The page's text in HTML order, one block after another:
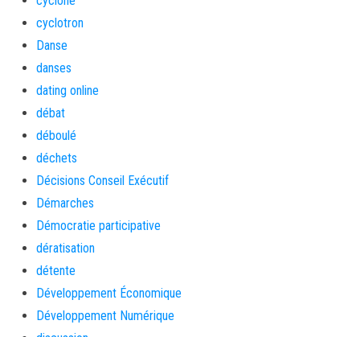
cyclotron
Danse
danses
dating online
débat
déboulé
déchets
Décisions Conseil Exécutif
Démarches
Démocratie participative
dératisation
détente
Développement Économique
Développement Numérique